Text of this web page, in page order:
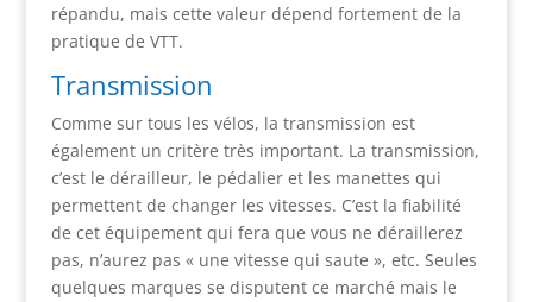
répandu, mais cette valeur dépend fortement de la
pratique de VTT.
Transmission
Comme sur tous les vélos, la transmission est
également un critère très important. La transmission,
c’est le dérailleur, le pédalier et les manettes qui
permettent de changer les vitesses. C’est la fiabilité
de cet équipement qui fera que vous ne déraillerez
pas, n’aurez pas « une vitesse qui saute », etc. Seules
quelques marques se disputent ce marché mais le